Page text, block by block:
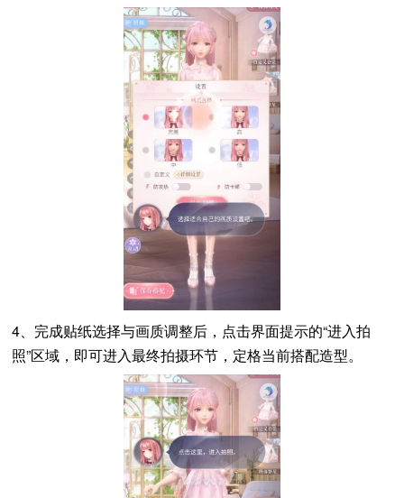
4、完成贴纸选择与画质调整后，点击界面提示的“进入拍
照”区域，即可进入最终拍摄环节，定格当前搭配造型。